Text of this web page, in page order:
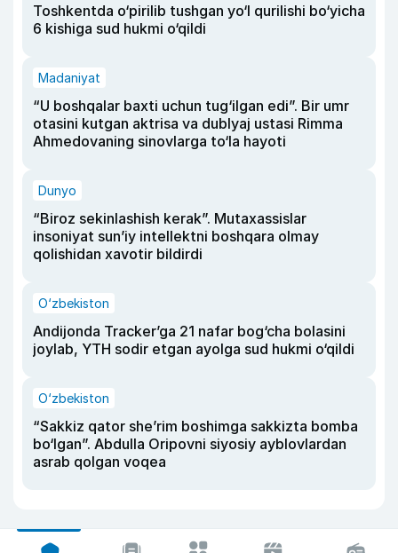
Toshkentda o‘pirilib tushgan yo‘l qurilishi bo‘yicha
6 kishiga sud hukmi o‘qildi
Madaniyat
“U boshqalar baxti uchun tug‘ilgan edi”. Bir umr
otasini kutgan aktrisa va dublyaj ustasi Rimma
Ahmedovaning sinovlarga to‘la hayoti
Dunyo
“Biroz sekinlashish kerak”. Mutaxassislar
insoniyat sun’iy intellektni boshqara olmay
qolishidan xavotir bildirdi
O‘zbekiston
Andijonda Tracker’ga 21 nafar bog‘cha bolasini
joylab, YTH sodir etgan ayolga sud hukmi o‘qildi
O‘zbekiston
“Sakkiz qator she’rim boshimga sakkizta bomba
bo‘lgan”. Abdulla Oripovni siyosiy ayblovlardan
asrab qolgan voqea